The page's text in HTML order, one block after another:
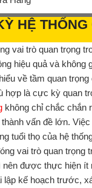
HỆ
vai trò quan trọng
hiệu quả và
về tầm quan
hợp là cực kỳ quan
không chỉ chắc chắn
vấn đề lớn.
tuổi thọ của hệ
vai trò quan trọng
được thực hiện
kế hoạch trước,